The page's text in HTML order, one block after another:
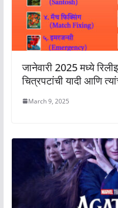
जानेवारी 2025 मध्ये
चित्रपटांची यादी आणि
March 9, 2025